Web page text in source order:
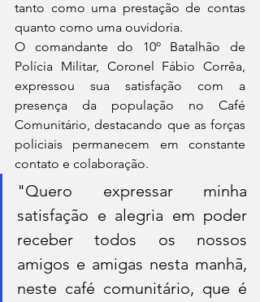
tanto como uma prestação de contas
quanto como uma ouvidoria.
O comandante do 10º Batalhão de
Polícia Militar, Coronel Fábio Corrêa,
expressou sua satisfação com a
presença da população no Café
Comunitário, destacando que as forças
policiais permanecem em constante
contato e colaboração.
"Quero expressar minha
satisfação e alegria em poder
receber todos os nossos
amigos e amigas nesta manhã,
neste café comunitário, que é